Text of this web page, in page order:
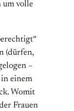
um volle
(dürfen,
–
einem
Womit
Frauen